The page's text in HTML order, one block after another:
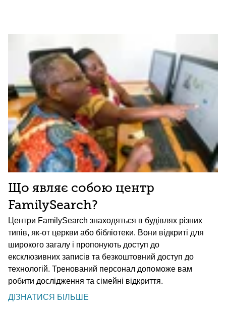
Що являє собою центр
FamilySearch?
Центри FamilySearch знаходяться в будівлях різних
типів, як-от церкви або бібліотеки. Вони відкриті для
широкого загалу і пропонують доступ до
ексклюзивних записів та безкоштовний доступ до
технологій. Тренований персонал допоможе вам
робити дослідження та сімейні відкриття.
ДІЗНАТИСЯ БІЛЬШЕ